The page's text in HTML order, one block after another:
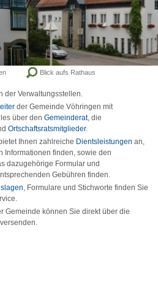
Blick aufs Rathaus
der Verwaltungsstellen.
der Gemeinde Vöhringen mit
über den Gemeinderat, die
Ortschaftsratsmitglieder.
Ihnen zahlreiche Dientsleistungen an,
Informationen finden, sowie den
dazugehörige Formular und
Gebühren finden.
, Formulare und Stichworte finden Sie
Gemeinde können Sie direkt über die